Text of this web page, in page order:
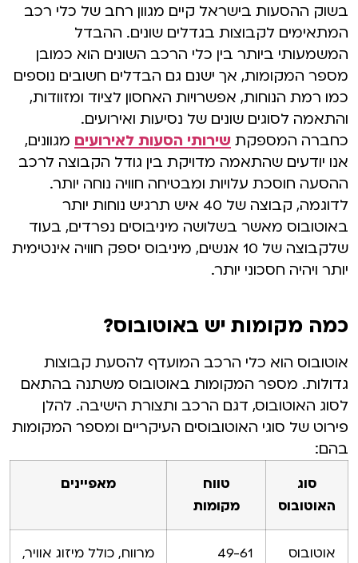
בשוק ההסעות בישראל קיים מגוון רחב של כלי רכב
המתאימים לקבוצות בגדלים שונים. ההבדל
המשמעותי ביותר בין כלי הרכב השונים הוא כמובן
מספר המקומות, אך ישנם גם הבדלים חשובים נוספים
כמו רמת הנוחות, אפשרויות האחסון לציוד ומזוודות,
והתאמה לסוגים שונים של נסיעות ואירועים.
כחברה המספקתשירותי הסעות לאירועיםמגוונים,
אנו יודעים שהתאמה מדויקת בין גודל הקבוצה לרכב
ההסעה חוסכת עלויות ומבטיחה חוויה נוחה יותר.
לדוגמה, קבוצה של 40 איש תרגיש נוחות יותר
באוטובוס מאשר בשלושה מיניבוסים נפרדים, בעוד
שלקבוצה של 10 אנשים, מיניבוס יספק חוויה אינטימית
יותר ויהיה חסכוני יותר.
כמה מקומות יש באוטובוס?
אוטובוס הוא כלי הרכב המועדף להסעת קבוצות
גדולות. מספר המקומות באוטובוס משתנה בהתאם
לסוג האוטובוס, דגם הרכב ותצורת הישיבה. להלן
פירוט של סוגי האוטובוסים העיקריים ומספר המקומות
בהם:
סוג
האוטובוס
טווח
מקומות
מאפיינים
אוטובוס
49-61
מרווח, כולל מיזוג אוויר,